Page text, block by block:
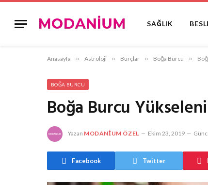
SAĞLIK
Anasayfa » Astroloji » Burçlar » Boğa Burcu »
BOĞA BURCU
Boğa Burcu
Yazan MODANIUM ÖZEL Ekim 23, 2019
Facebook Twitter